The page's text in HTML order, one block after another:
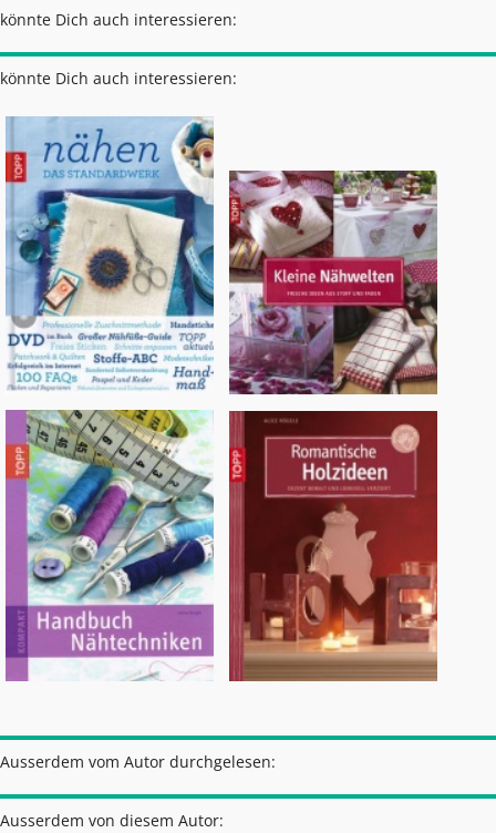
könnte Dich auch interessieren:
könnte Dich auch interessieren:
Ausserdem vom Autor durchgelesen:
Ausserdem von diesem Autor: